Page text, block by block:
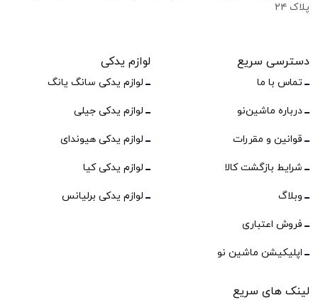
پلاک ۲۴
دسترسی سریع
تماس با ما
درباره ماشین‌نو
قوانین و مقررات
شرایط بازگشت کالا
وبلاگ
فروش اعتباری
اپلیکیشن ماشین نو
لوازم یدکی
لوازم یدکی سانگ یانگ
لوازم یدکی جیلی
لوازم یدکی هیوندای
لوازم یدکی کیا
لوازم یدکی برلیانس
لینک های سریع